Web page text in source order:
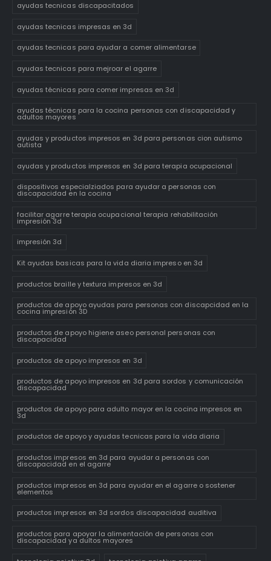
ayudas tecnicas discapacitados
ayudas tecnicas impresas en 3d
ayudas tecnicas para ayudar a comer alimentarse
ayudas tecnicas para mejroar el agarre
ayudas técnicas para comer impresas en 3d
ayudas técnicas para la cocina personas con discapacidad y
adultos mayores
ayudas y productos impresos en 3d para personas cion autismo
autista
ayudas y productos impresos en 3d para terapia ocupacional
dispositivos especialziados para ayudar a personas con
discapacidad en la cocina
facilitar agarre terapia ocupacional terapia rehabilitación
impresión 3d
impresión 3d
Kit ayudas basicas para la vida diaria impreso en 3d
productos braille y textura impresos en 3d
productos de apoyo ayudas para personas con discapcidad en la
cocina impresión 3D
productos de apoyo higiene aseo personal personas con
discapacidad
productos de apoyo impresos en 3d
productos de apoyo impresos en 3d para sordos y comunicación
discapacidad
productos de apoyo para adulto mayor en la cocina impresos en
3d
productos de apoyo y ayudas tecnicas para la vida diaria
productos impresos en 3d para ayudar a personas con
discapacidad en el agarre
productos impresos en 3d para ayudar en el agarre o sostener
elementos
productos impresos en 3d sordos discapacidad auditiva
productos para apoyar la alimentación de personas con
discapacidad ya dultos mayores